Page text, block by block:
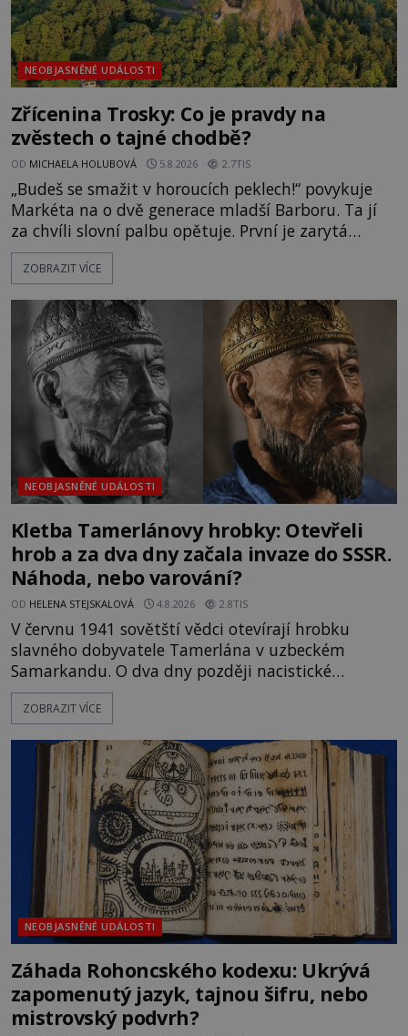
NEOBJASNĚNÉ UDÁLOSTI
Zřícenina Trosky: Co je pravdy na
zvěstech o tajné chodbě?
OD MICHAELA HOLUBOVÁ 5.8.2026 2.7TIS
„Budeš se smažit v horoucích peklech!“ povykuje
Markéta na o dvě generace mladší Barboru. Ta jí
za chvíli slovní palbu opětuje. První je zarytá
katolička, druhá přesvědčená kališnice. A každá z
nich se usídlí na jedné z věží slavného hradu
mezi vůdce protihusitského boje. Za manželku má
skutečně jistou
ZOBRAZIT VÍCE
NEOBJASNĚNÉ UDÁLOSTI
Kletba Tamerlánovy hrobky: Otevřeli
hrob a za dva dny začala invaze do SSSR.
Náhoda, nebo varování?
OD HELENA STEJSKALOVÁ 4.8.2026 2.8TIS
V červnu 1941 sovětští vědci otevírají hrobku
slavného dobyvatele Tamerlána v uzbeckém
Samarkandu. O dva dny později nacistické
Německo zahajuje operaci Barbarossa a napadá
Sovětský svaz. Shoda dat je natolik zarážející, že se
na legendě něco pravdy, nebo jde jen o fascinující
souhru okolností? Když antropolog Michail
Gerasimov (1907-1970) a
ZOBRAZIT VÍCE
NEOBJASNĚNÉ UDÁLOSTI
Záhada Rohoncského kodexu: Ukrývá
zapomenutý jazyk, tajnou šifru, nebo
mistrovský podvrh?